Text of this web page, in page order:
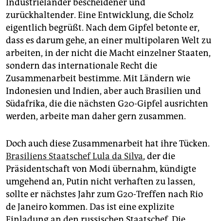
Industrieländer bescheidener und
zurückhaltender. Eine Entwicklung, die Scholz
eigentlich begrüßt. Nach dem Gipfel betonte er,
dass es darum gehe, an einer multipolaren Welt zu
arbeiten, in der nicht die Macht einzelner Staaten,
sondern das internationale Recht die
Zusammenarbeit bestimme. Mit Ländern wie
Indonesien und Indien, aber auch Brasilien und
Südafrika, die die nächsten G20-Gipfel ausrichten
werden, arbeite man daher gern zusammen.
Doch auch diese Zusammenarbeit hat ihre Tücken.
Brasiliens Staatschef Lula da Silva, der die
Präsidentschaft von Modi übernahm, kündigte
umgehend an, Putin nicht verhaften zu lassen,
sollte er nächstes Jahr zum G20-Treffen nach Rio
de Janeiro kommen. Das ist eine explizite